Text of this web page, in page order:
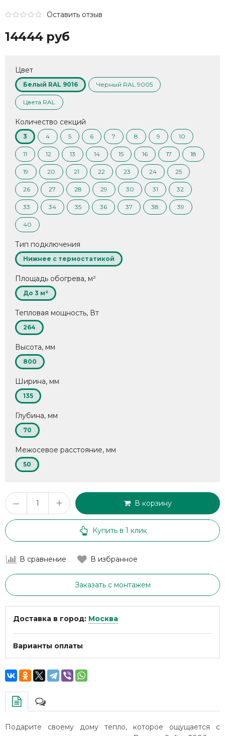
Оставить отзыв
14444 руб
Цвет
Белый RAL 9016 Черный RAL 9005
Цвета RAL
Количество секций
3 4 5 6 7 8 9 10
11 12 13 14 15 16 17 18
19 20 21 22 23 24 25
26 27 28 29 30 31 32
33 34 35 36 37 38 39
40
Тип подключения
Нижнее с термостатикой
Площадь обогрева, м²
До 3 м²
Тепловая мощность, Вт
264
Высота, мм
800
Ширина, мм
135
Глубина, мм
70
Межосевое расстояние, мм
50
– + В корзину
Купить в 1 клик
В сравнение В избранное
Заказать с монтажем
Доставка в город: Москва
Варианты оплаты
Подарите своему дому тепло, которое ощущается с